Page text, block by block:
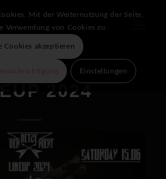
2024
Mit der Weiternutzung der Seite,
Verwendung von Cookies zu.
Cookies akzeptieren
Einstellungen